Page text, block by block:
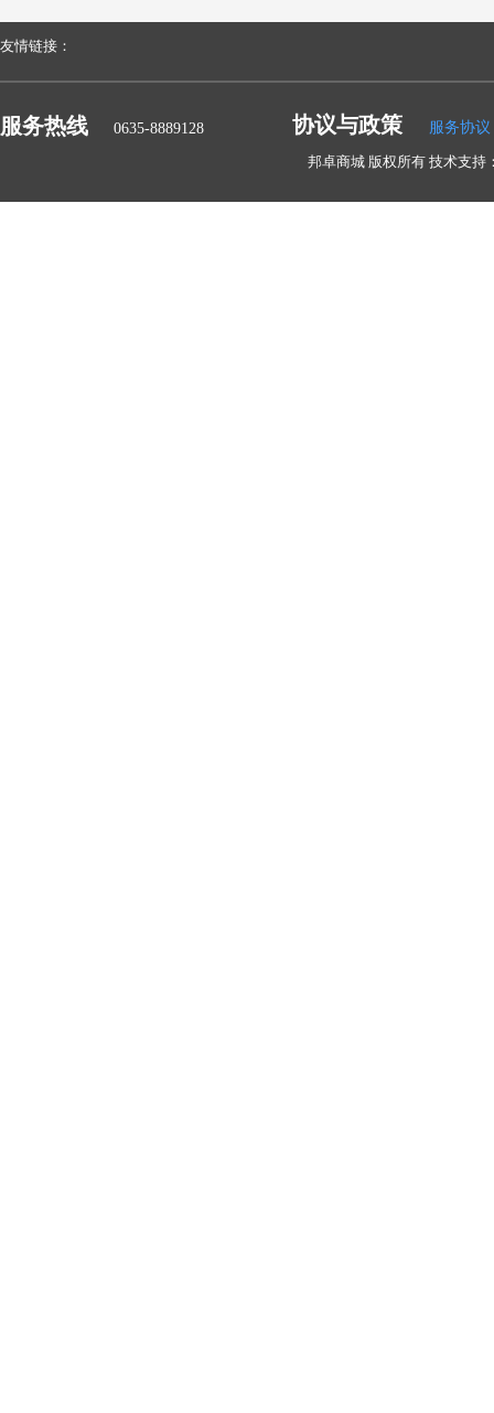
友情链接：
服务热线 0635-8889128 协议与政策 服务协议
邦卓商城 版权所有 技术支持